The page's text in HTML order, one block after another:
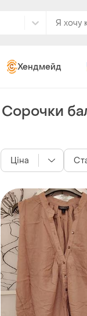
Хендмейд
Сорочки
Ціна